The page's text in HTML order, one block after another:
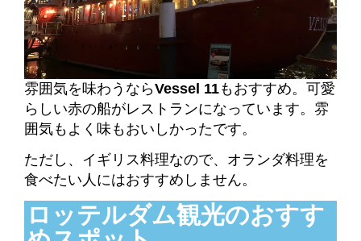
雰囲気を味わうならVessel 11もおすすめ。可愛
らしい赤の船がレストランになっています。 雰
囲気もよく味もおいしかったです。
ただし、イギリス料理なので、オランダ料理を
食べたい人にはおすすめしません。
ロッテルダム観光のおすす